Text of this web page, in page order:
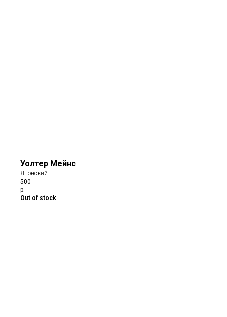
Уолтер Мейнс
Японский
500
р.
Out of stock